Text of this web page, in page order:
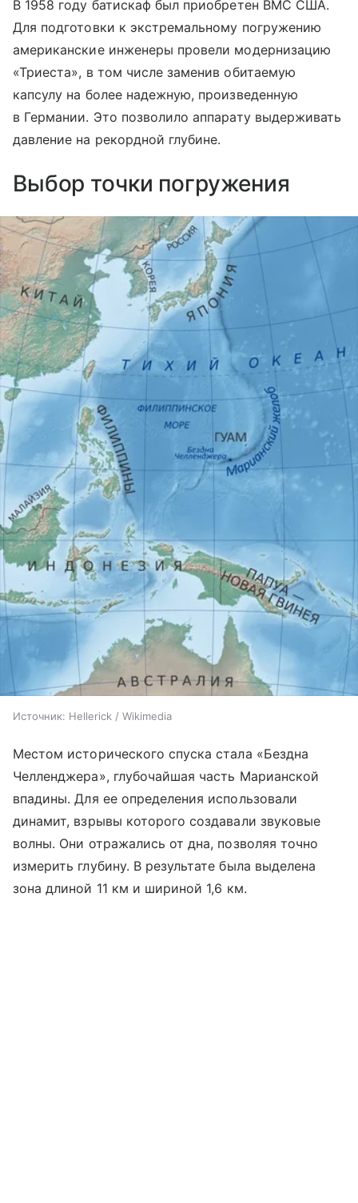
В 1958 году батискаф был приобретен ВМС США.
Для подготовки к экстремальному погружению
американские инженеры провели модернизацию
«Триеста», в том числе заменив обитаемую
капсулу на более надежную, произведенную
в Германии. Это позволило аппарату выдерживать
давление на рекордной глубине.
Выбор точки погружения
Источник: Hellerick / Wikimedia
Местом исторического спуска стала «Бездна
Челленджера», глубочайшая часть Марианской
впадины. Для ее определения использовали
динамит, взрывы которого создавали звуковые
волны. Они отражались от дна, позволяя точно
измерить глубину. В результате была выделена
зона длиной 11 км и шириной 1,6 км.